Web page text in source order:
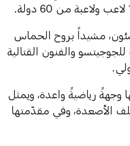
مشيداً بروح الحماس
والفنون القتالية
وجهةً رياضيةً واعدة، ويمثل
الأصعدة، وفي مقدّمتها